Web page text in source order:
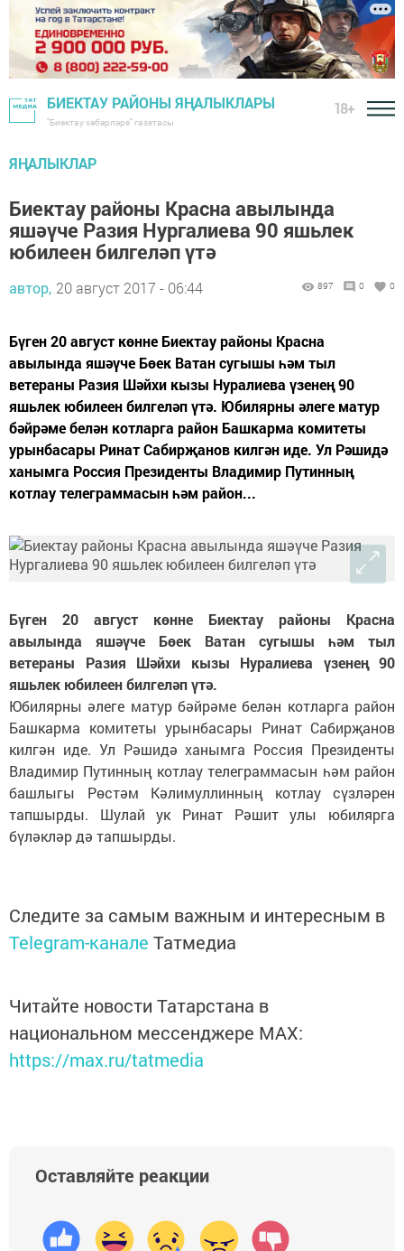
БИЕКТАУ РАЙОНЫ ЯҢАЛЫКЛАРЫ
"Биектау хәбәрләре" газетасы
18+
ЯҢАЛЫКЛАР
Биектау районы Красна авылында
яшәүче Разия Нургалиева 90 яшьлек
юбилеен билгеләп үтә
автор, 20 август 2017 - 06:44 897 0 0
Бүген 20 август көнне Биектау районы Красна
авылында яшәүче Бөек Ватан сугышы һәм тыл
ветераны Разия Шәйхи кызы Нуралиева үзенең 90
яшьлек юбилеен билгеләп үтә. Юбилярны әлеге матур
бәйрәме белән котларга район Башкарма комитеты
урынбасары Ринат Сабирҗанов килгән иде. Ул Рәшидә
ханымга Россия Президенты Владимир Путинның
котлау телеграммасын һәм район...
Бүген 20 август көнне Биектау районы Красна
авылында яшәүче Бөек Ватан сугышы һәм тыл
ветераны Разия Шәйхи кызы Нуралиева үзенең 90
яшьлек юбилеен билгеләп үтә.
Юбилярны әлеге матур бәйрәме белән котларга район
Башкарма комитеты урынбасары Ринат Сабирҗанов
килгән иде. Ул Рәшидә ханымга Россия Президенты
Владимир Путинның котлау телеграммасын һәм район
башлыгы Рөстәм Кәлимуллинның котлау сүзләрен
тапшырды. Шулай ук Ринат Рәшит улы юбилярга
бүләкләр дә тапшырды.
Следите за самым важным и интересным в
Telegram-канале Татмедиа
Читайте новости Татарстана в
национальном мессенджере MАХ:
https://max.ru/tatmedia
Оставляйте реакции